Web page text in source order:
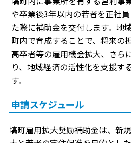
や卒業後3年以内の若者を正社
た際に補助金を交付します。地
町内で育成することで、将来の
高卒者等の雇用機会拡大、さら
り、地域経済の活性化を支援す
す。
申請スケジュール
塙町雇用拡大奨励補助金は、新